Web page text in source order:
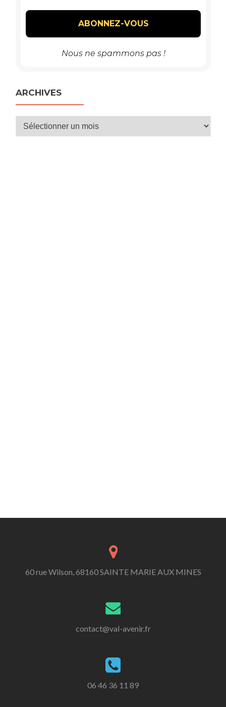
Nous ne spammons pas !
ARCHIVES
Archives
60 rue Wilson, 68160 SAINTE MARIE AUX MINES
contact@val-avenir.fr
06 46 36 11 89